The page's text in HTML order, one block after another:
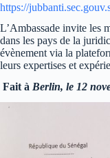
https://
L’Ambassade invite les
dans les pays de la
évènement via la
leurs expertises et
Fait à Berlin, le 12